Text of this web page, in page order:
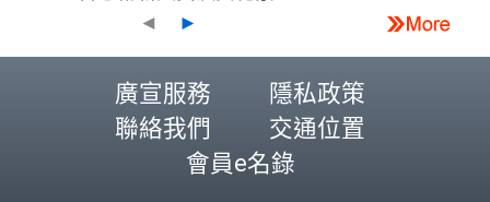
◄
►
廣宣服務
隱私政策
聯絡我們
交通位置
會員e名錄